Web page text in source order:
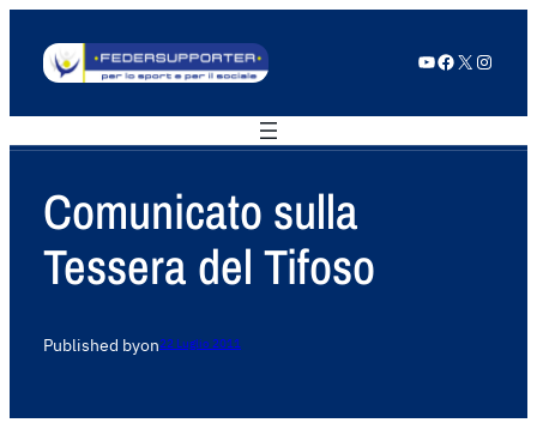
YouTube Facebook X Instagram
Comunicato sulla
Tessera del Tifoso
Published byon22 Luglio 2011